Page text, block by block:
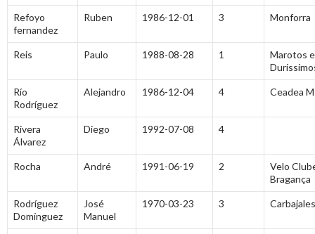
Refoyo
fernandez
Ruben 1986-12-01 3 Monforra
Reis Paulo 1988-08-28 1
Marotos e
Río
Rodríguez
Alejandro 1986-12-04 4 Ceadea
Rivera
Álvarez
Diego 1992-07-08 4
Rocha André 1991-06-19 2
Velo
Bragança
Rodríguez
Domínguez
José
Manuel
1970-03-23 3